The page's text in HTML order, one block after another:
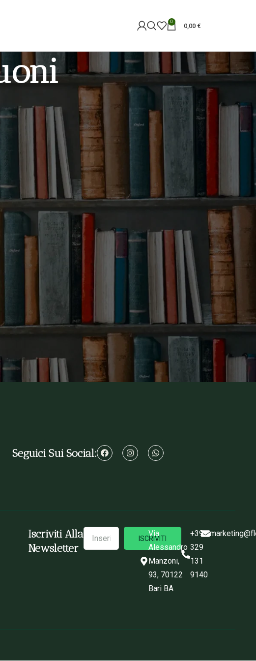
0
0,00 €
24
Seguici Sui Social:
Iscriviti Alla
Newsletter
ISCRIVITI
Via
Alessandro
Manzoni,
93, 70122
Bari BA
+39
329
131
9140